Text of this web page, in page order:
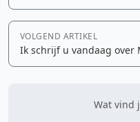
VOLGEND ARTIKEL
Ik schrijf u vandaag over
Wat vind